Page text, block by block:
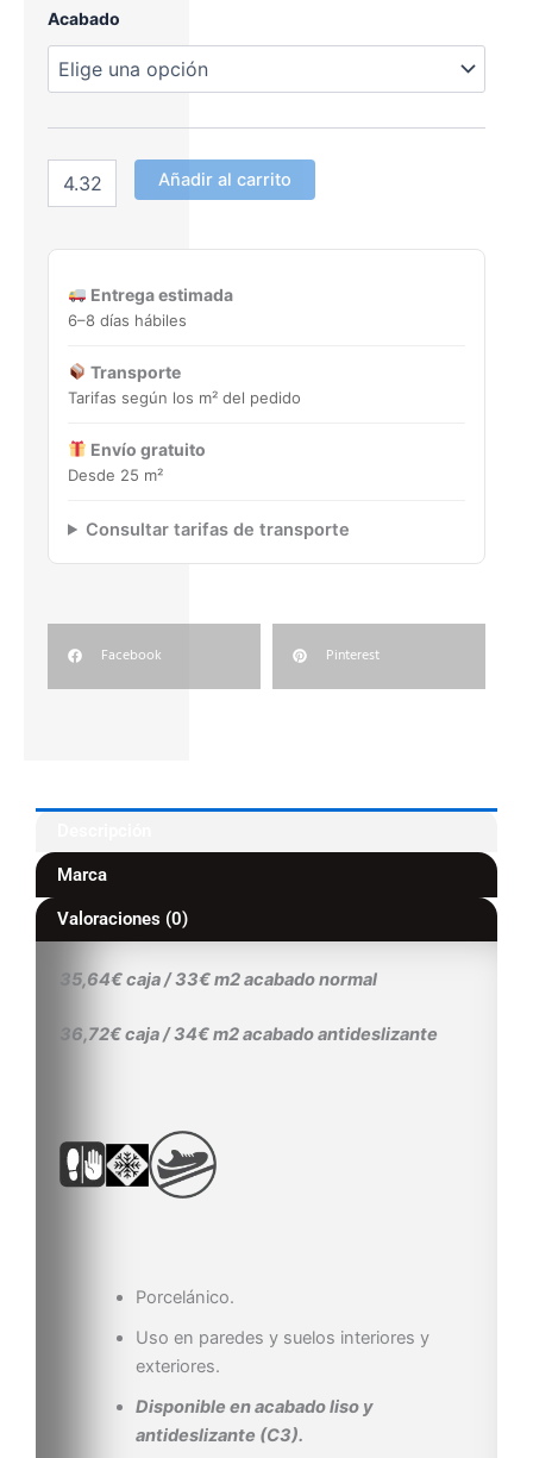
PRECIOS:
DESDE
33,00 €
HASTA
Acabado
TRIBECA
15X90
Porcelánico
Añadir al carrito
Entrega estimada
6–8 días hábiles
Transporte
Tarifas según los m² del pedido
Envío gratuito
Desde 25 m²
Consultar tarifas de transporte
Facebook Pinterest
Marca
Valoraciones (0)
35,64€ caja / 33€ m2 acabado normal
36,72€ caja / 34€ m2 acabado antideslizante
Porcelánico.
Uso en paredes y suelos interiores y
exteriores.
Disponible en acabado liso y
antideslizante (C3).